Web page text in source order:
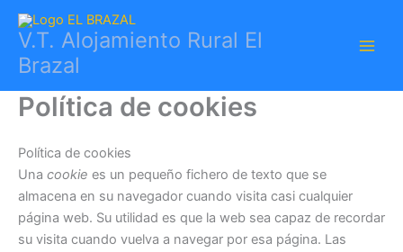
contenido
V.T. Alojamiento Rural El
Brazal
Política de cookies
Política de cookies
Una cookie es un pequeño fichero de texto que se
almacena en su navegador cuando visita casi cualquier
página web. Su utilidad es que la web sea capaz de recordar
su visita cuando vuelva a navegar por esa página. Las